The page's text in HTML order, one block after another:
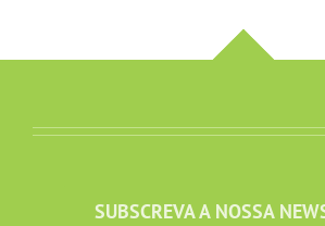
SUBSCREVA A NOSSA